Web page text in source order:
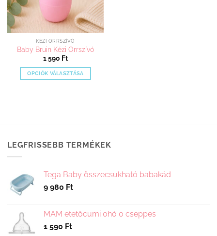
KÉZI ORRSZÍVÓ
Baby Bruin Kézi Orrszívó
1 590 Ft
OPCIÓK VÁLASZTÁSA
A
termékoldalon
választhatók
LEGFRISSEBB TERMÉKEK
Tega Baby összecsukható babakád
9 980 Ft
MAM etetőcumi 0hó 0 cseppes
1 590 Ft